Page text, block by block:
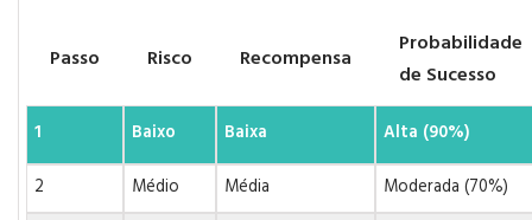
Passo Risco Recompensa
Probabilidade
de Sucesso
1 Baixo Baixa
Alta (90%)
2
Médio Média
Moderada (70%)